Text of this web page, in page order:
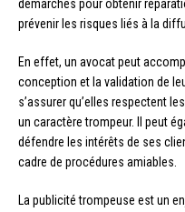
démarches pour obtenir
prévenir les risques liés à la
En effet, un avocat peut
conception et la validation de
s’assurer qu’elles respectent
un caractère trompeur. Il peut
défendre les intérêts de ses
cadre de procédures amiables.
La publicité trompeuse est un